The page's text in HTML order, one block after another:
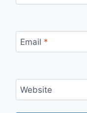
Email *
Website